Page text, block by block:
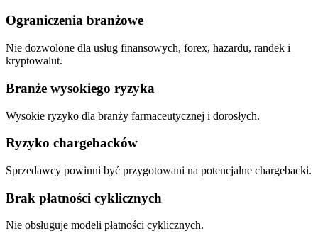
Ograniczenia branżowe
Nie dozwolone dla usług finansowych, forex, hazardu, randek i
kryptowalut.
Branże wysokiego ryzyka
Wysokie ryzyko dla branży farmaceutycznej i dorosłych.
Ryzyko chargebacków
Sprzedawcy powinni być przygotowani na potencjalne chargebacki.
Brak płatności cyklicznych
Nie obsługuje modeli płatności cyklicznych.